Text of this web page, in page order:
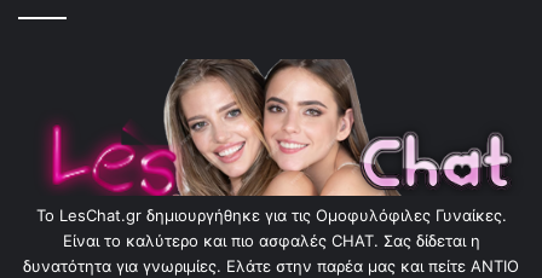
To LesChat.gr δημιουργήθηκε για τις Ομοφυλόφιλες Γυναίκες.
Είναι το καλύτερο και πιο ασφαλές CHAT. Σας δίδεται η
δυνατότητα για γνωριμίες. Ελάτε στην παρέα μας και πείτε ΑΝΤΙΟ